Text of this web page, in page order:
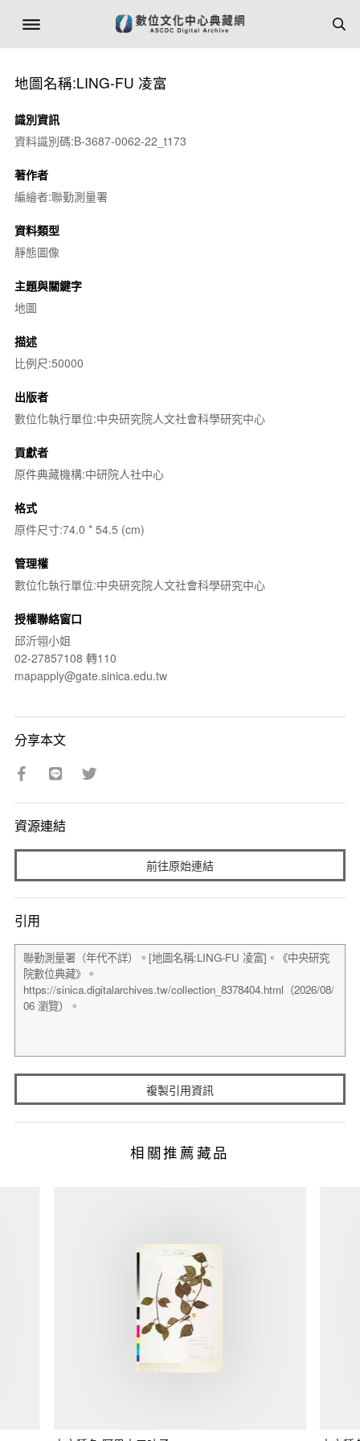
地圖名稱:LING-FU 凌富
識別資訊
資料識別碼:B-3687-0062-22_t173
著作者
編繪者:聯勤測量署
資料類型
靜態圖像
主題與關鍵字
地圖
描述
比例尺:50000
出版者
數位化執行單位:中央研究院人文社會科學研究中心
貢獻者
原件典藏機構:中研院人社中心
格式
原件尺寸:74.0 * 54.5 (cm)
管理權
數位化執行單位:中央研究院人文社會科學研究中心
授權聯絡窗口
邱沂翎小姐
02-27857108 轉110
mapapply@gate.sinica.edu.tw
分享本文
資源連結
前往原始連結
引用
複製引用資訊
相關推薦藏品